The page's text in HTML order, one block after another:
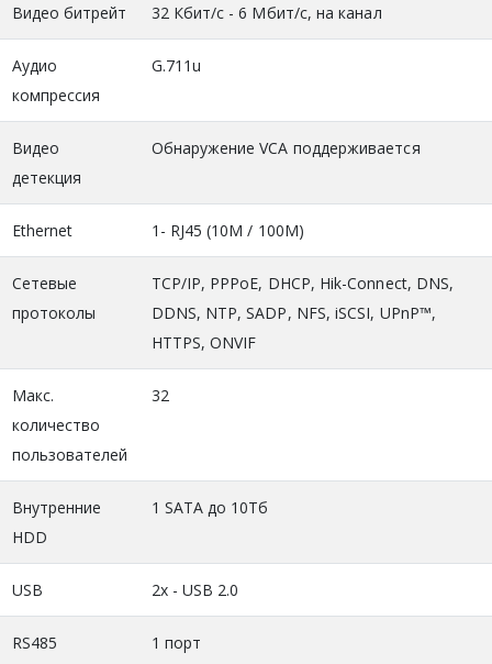
Видео битрейт 32 Кбит/с - 6 Мбит/с, на канал
Аудио
компрессия
G.711u
Видео
детекция
Обнаружение VCA поддерживается
Ethernet 1- RJ45 (10M / 100M)
Сетевые
протоколы
TCP/IP, PPPoE, DHCP, Hik-Connect, DNS,
DDNS, NTP, SADP, NFS, iSCSI, UPnP™,
HTTPS, ONVIF
Макс.
количество
пользователей
32
Внутренние
HDD
1 SATA до 10Тб
USB 2х - USB 2.0
RS485 1 порт